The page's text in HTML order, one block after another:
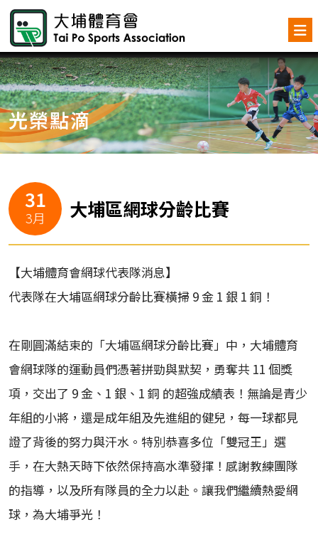
光榮點滴
31
3月 大埔區網球分齡比賽
【大埔體育會網球代表隊消息】
代表隊在大埔區網球分齡比賽橫掃 9 金 1 銀 1 銅！
在剛圓滿結束的「大埔區網球分齡比賽」中，大埔體育
會網球隊的運動員們憑著拼勁與默契，勇奪共 11 個獎
項，交出了 9 金、1 銀、1 銅 的超強成績表！無論是青少
年組的小將，還是成年組及先進組的健兒，每一球都見
證了背後的努力與汗水。特別恭喜多位「雙冠王」選
手，在大熱天時下依然保持高水準發揮！感謝教練團隊
的指導，以及所有隊員的全力以赴。讓我們繼續熱愛網
球，為大埔爭光！